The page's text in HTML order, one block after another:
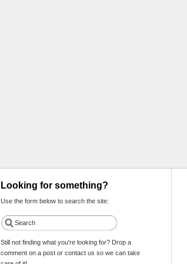
Looking for something?
Use the form below to search the site:
Still not finding what you're looking for? Drop a
comment on a post or contact us so we can take